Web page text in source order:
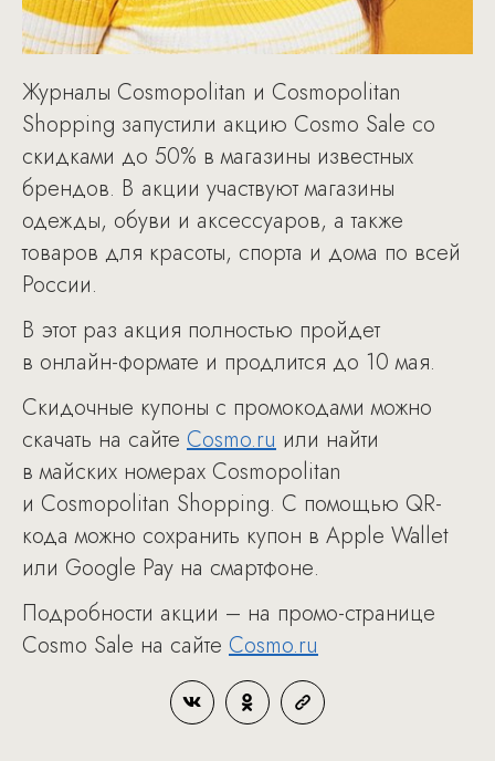
Журналы Cosmopolitan и Cosmopolitan
Shopping запустили акцию Cosmo Sale со
скидками до 50% в магазины известных
брендов. В акции участвуют магазины
одежды, обуви и аксессуаров, а также
товаров для красоты, спорта и дома по всей
России.
В этот раз акция полностью пройдет
в онлайн-формате и продлится до 10 мая.
Скидочные купоны с промокодами можно
скачать на сайте Cosmo.ru или найти
в майских номерах Cosmopolitan
и Cosmopolitan Shopping. С помощью QR-
кода можно сохранить купон в Apple Wallet
или Google Pay на смартфоне.
Подробности акции – на промо-странице
Cosmo Sale на сайте Cosmo.ru